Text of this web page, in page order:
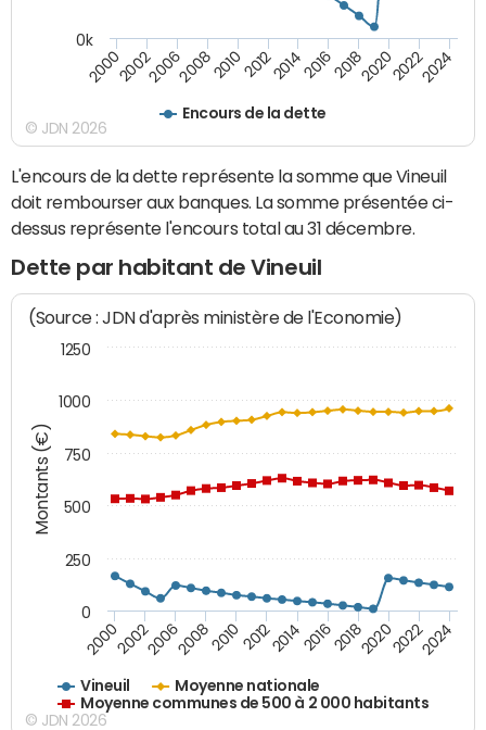
Encours de la dette
200020022006200820102012201420162018202020222024
0k
© JDN 2026
L'encours de la dette représente la somme que Vineuil
doit rembourser aux banques. La somme présentée ci-
dessus représente l'encours total au 31 décembre.
Dette par habitant de Vineuil
Montants (€)
(Source : JDN d'après ministère de l'Economie)
Vineuil
Moyenne nationale
Moyenne communes de 500 à 2 000 habitants
200020022006200820102012201420162018202020222024
0
250
500
750
1000
1250
© JDN 2026